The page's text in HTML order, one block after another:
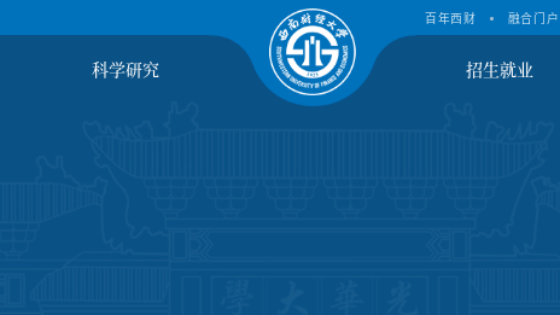
百年西财 融合门户
科学研究 招生就业